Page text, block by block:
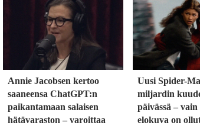
Annie Jacobsen kertoo
saaneensa ChatGPT:n
paikantamaan salaisen
hätävaraston – varoittaa
Uusi Spider-
miljardin
päivässä –
elokuva on